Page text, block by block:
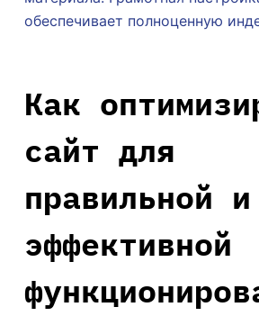
обеспечивает полноценную
Как
сайт для
правильной и
эффективной